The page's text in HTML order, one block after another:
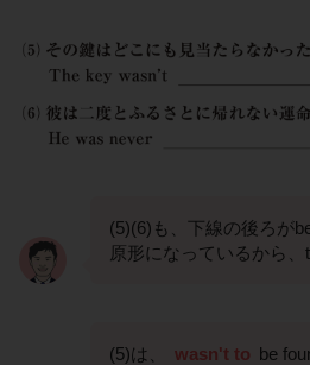
(5)(6)も、下線の後ろが
原形になっているから、
(5)は、 wasn't to be